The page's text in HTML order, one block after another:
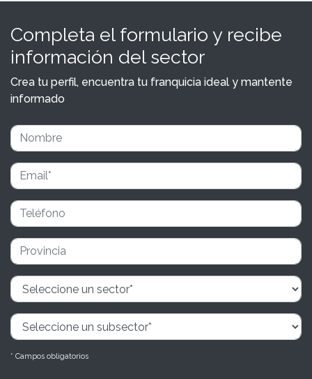
Completa el formulario y recibe
información del sector
Crea tu perfil, encuentra tu franquicia ideal y mantente
informado
* Campos obligatorios